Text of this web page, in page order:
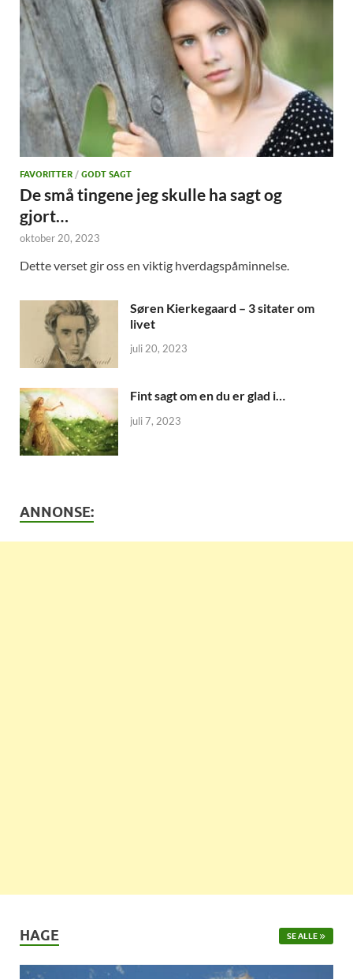
FAVORITTER / GODT SAGT
De små tingene jeg skulle ha sagt og
gjort…
oktober 20, 2023
Dette verset gir oss en viktig hverdagspåminnelse.
Søren Kierkegaard – 3 sitater om
livet
juli 20, 2023
Fint sagt om en du er glad i…
juli 7, 2023
ANNONSE:
HAGE SE ALLE